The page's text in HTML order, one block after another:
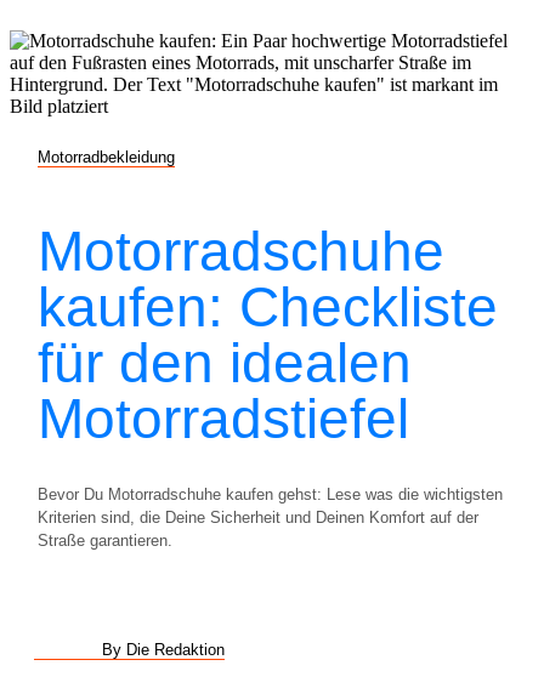
Motorradbekleidung
Motorradschuhe
kaufen: Checkliste
für den idealen
Motorradstiefel
Bevor Du Motorradschuhe kaufen gehst: Lese was die wichtigsten
Kriterien sind, die Deine Sicherheit und Deinen Komfort auf der
Straße garantieren.
By Die Redaktion